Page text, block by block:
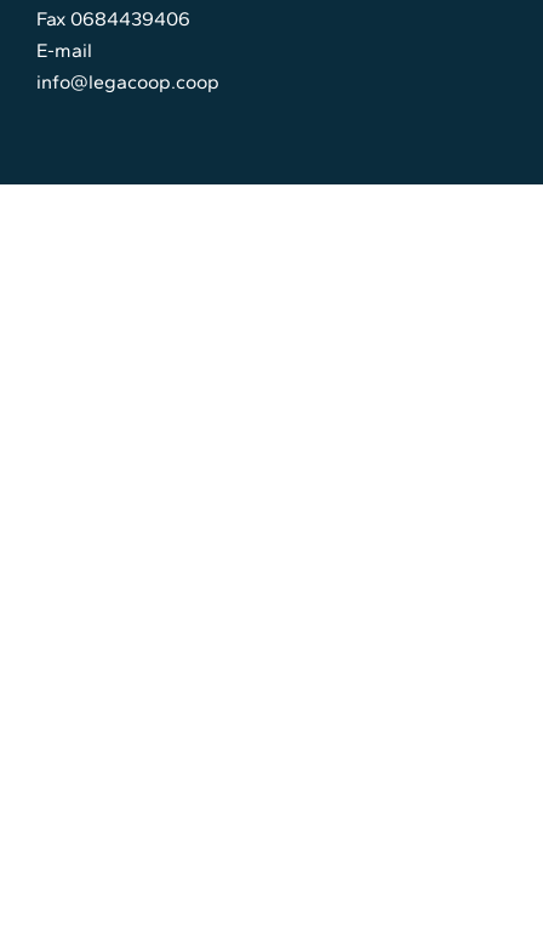
Fax 0684439406
E-mail
info@legacoop.coop